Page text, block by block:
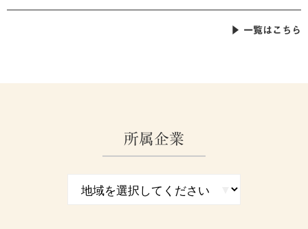
▶ 一覧はこちら
所属企業